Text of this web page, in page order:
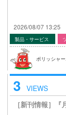
2026/08/07 13:25
製品・サービス
ポリッシャ
3 VIEWS
［新刊情報］